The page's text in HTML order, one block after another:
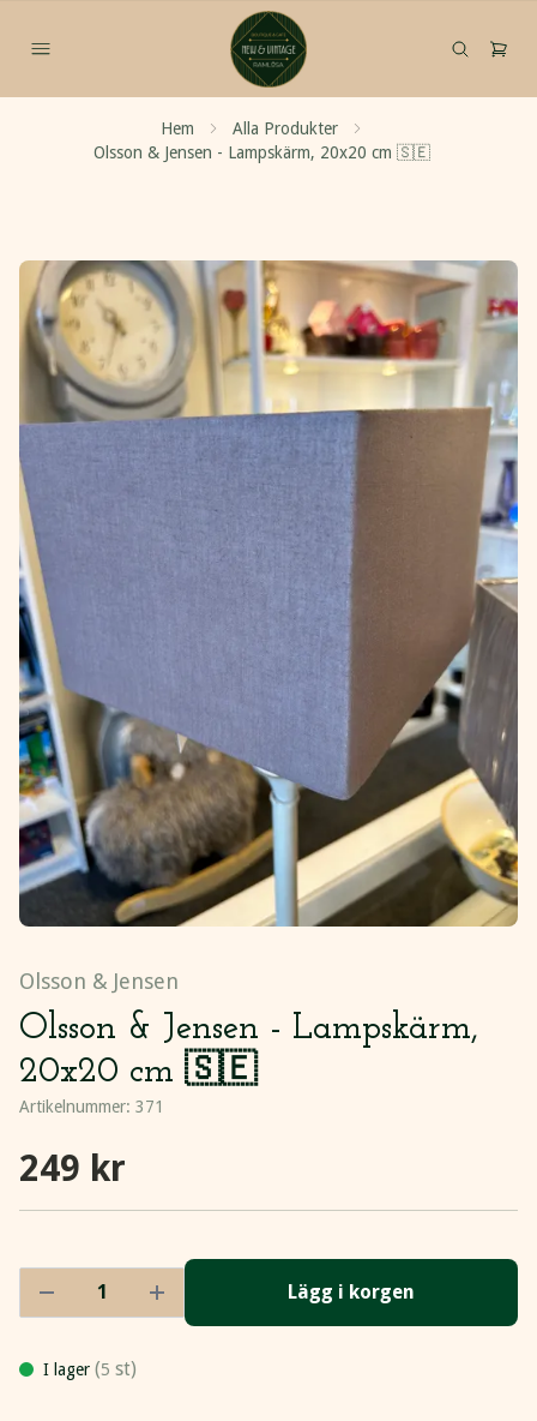
Hem
Alla Produkter
Olsson & Jensen - Lampskärm, 20x20 cm 🇸🇪
Olsson & Jensen
Olsson & Jensen - Lampskärm,
20x20 cm 🇸🇪
Artikelnummer: 371
249 kr
Lägg i korgen
I lager (5 st)